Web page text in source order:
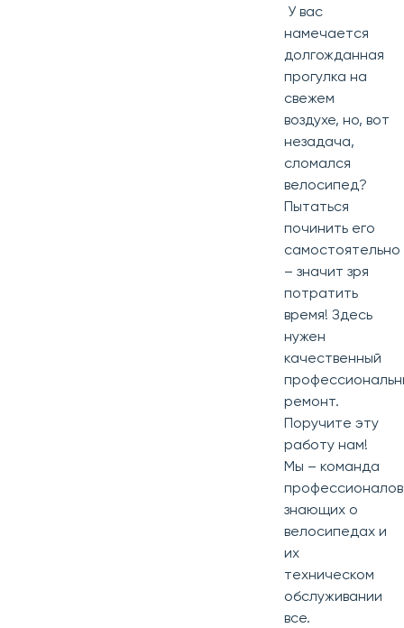
У вас
намечается
долгожданная
прогулка на
свежем
воздухе, но, вот
незадача,
сломался
велосипед?
Пытаться
починить его
самостоятельно
– значит зря
потратить
время! Здесь
нужен
качественный
ремонт.
Поручите эту
работу нам!
Мы – команда
знающих о
велосипедах и
их
техническом
обслуживании
все.